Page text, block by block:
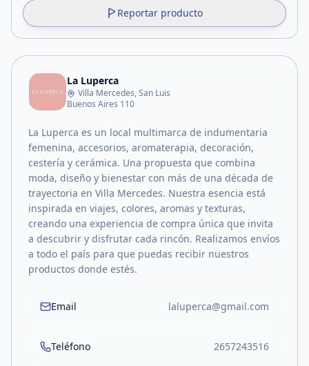
Reportar producto
La Luperca
Villa Mercedes, San Luis
Buenos Aires 110
La Luperca es un local multimarca de indumentaria
femenina, accesorios, aromaterapia, decoración,
cestería y cerámica. Una propuesta que combina
moda, diseño y bienestar con más de una década de
trayectoria en Villa Mercedes. Nuestra esencia está
inspirada en viajes, colores, aromas y texturas,
creando una experiencia de compra única que invita
a descubrir y disfrutar cada rincón. Realizamos envíos
a todo el país para que puedas recibir nuestros
productos donde estés.
Email laluperca@gmail.com
Teléfono 2657243516